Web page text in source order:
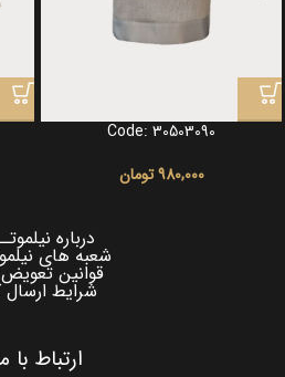
Code: 30503090
980,000 تومان
درباره
شعبه های
قوانین تعویض
شرایط ارسال
ارتباط با